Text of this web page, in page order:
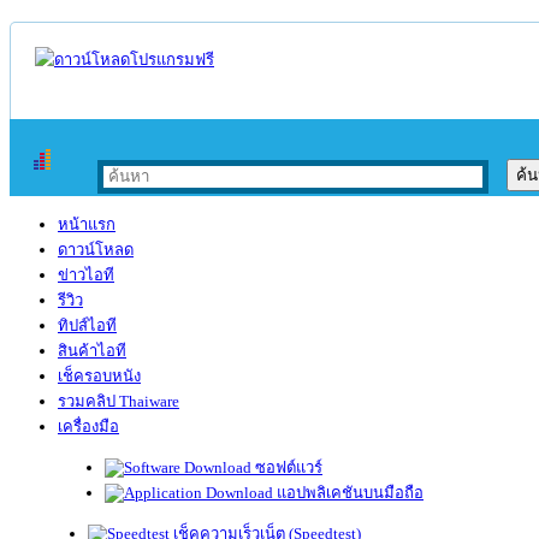
หน้าแรก
ดาวน์โหลด
ข่าวไอที
รีวิว
ทิปส์ไอที
สินค้าไอที
เช็ครอบหนัง
รวมคลิป Thaiware
เครื่องมือ
ซอฟต์แวร์
แอปพลิเคชันบนมือถือ
เช็คความเร็วเน็ต (Speedtest)